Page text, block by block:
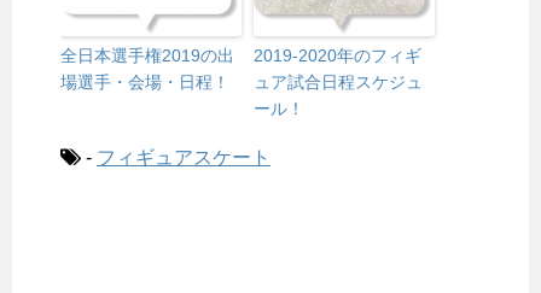
全日本選手権2019の出
場選手・会場・日程！
2019-2020年のフィギ
ュア試合日程スケジュ
ール！
- フィギュアスケート